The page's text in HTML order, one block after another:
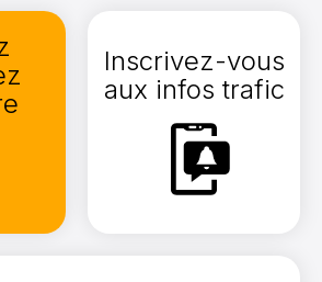
Inscrivez-vous
aux infos trafic